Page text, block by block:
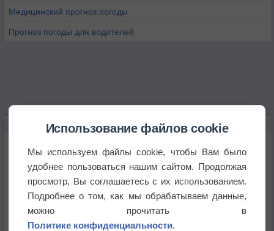
Медицинский прогноз погоды
Прогноз погоды для водителей
НОВОЕ О ПОГОДЕ
Приложение построит маршрут через тень
Атмосфера начала замерзать
Использование файлов cookie
Мы используем файлы cookie, чтобы Вам было
удобнее пользоваться нашим сайтом. Продолжая
просмотр, Вы соглашаетесь с их использованием.
Подробнее о том, как мы обрабатываем данные,
можно прочитать в
Политике конфиденциальности.